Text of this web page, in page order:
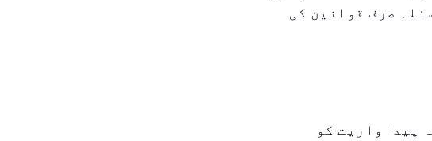
صرف قوانین کی
پیداواریت کو